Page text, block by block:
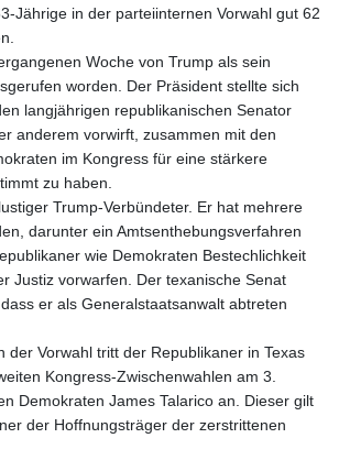
Jährige in der parteiinternen Vorwahl gut 62
Woche von Trump als sein
worden. Der Präsident stellte sich
langjährigen republikanischen Senator
anderem vorwirft, zusammen mit den
im Kongress für eine stärkere
zu haben.
Trump-Verbündeter. Er hat mehrere
darunter ein Amtsenthebungsverfahren
wie Demokraten Bestechlichkeit
Justiz vorwarfen. Der texanische Senat
er als Generalstaatsanwalt abtreten
der Vorwahl tritt der Republikaner in Texas
Kongress-Zwischenwahlen am 3.
Demokraten James Talarico an. Dieser gilt
der Hoffnungsträger der zerstrittenen